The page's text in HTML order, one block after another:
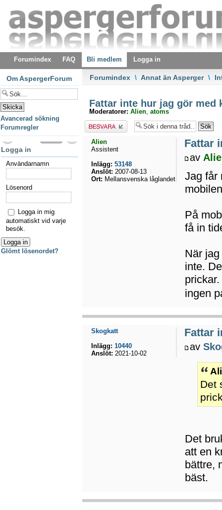
Forumindex FAQ Bli medlem Logga in
Forumindex \ Annat än Asperger \
Fattar inte hur jag gör med
Moderatorer: Alien, atoms
Besvara
Fattar
av
Jag får
På
få in
När
inte.
ingen
Alien
Assistent
Inlägg: 53148
Anslöt: 2007-08-13
Ort: Mellansvenska låglandet
Fattar
av
Det
Det
att en
bättre,
bäst.
Skogkatt
Inlägg: 10440
Anslöt: 2021-10-02
Om AspergerForum
Avancerad sökning
Forumregler
Logga in
Användarnamn
Lösenord
Logga in mig
automatiskt vid varje
besök.
Glömt lösenordet?